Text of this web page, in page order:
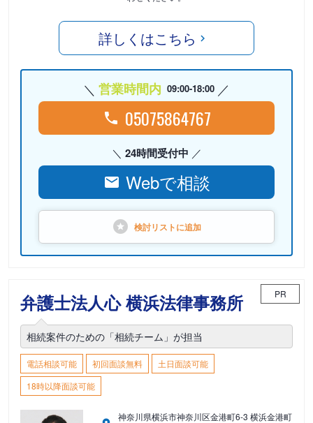
詳しくはこちら
営業時間内 09:00-18:00
05075864767
24時間受付中
Webで相談
検討リストに追加
弁護士法人心 横浜法律事務所 PR
相続案件のための「相続チーム」が担当
電話相談可能 初回面談無料
土日面談可能
18時以降面談可能
神奈川県横浜市神奈川区金港町6-3 横浜金港町